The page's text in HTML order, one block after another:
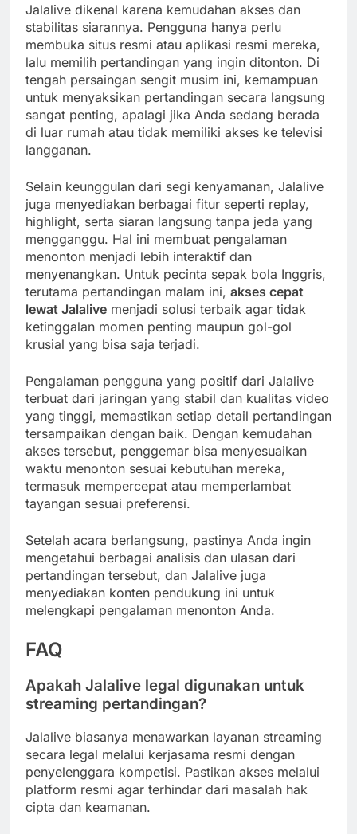
Jalalive dikenal karena kemudahan akses dan
stabilitas siarannya. Pengguna hanya perlu
membuka situs resmi atau aplikasi resmi mereka,
lalu memilih pertandingan yang ingin ditonton. Di
tengah persaingan sengit musim ini, kemampuan
untuk menyaksikan pertandingan secara langsung
sangat penting, apalagi jika Anda sedang berada
di luar rumah atau tidak memiliki akses ke televisi
langganan.
Selain keunggulan dari segi kenyamanan, Jalalive
juga menyediakan berbagai fitur seperti replay,
highlight, serta siaran langsung tanpa jeda yang
mengganggu. Hal ini membuat pengalaman
menonton menjadi lebih interaktif dan
menyenangkan. Untuk pecinta sepak bola Inggris,
terutama pertandingan malam ini, akses cepat
lewat Jalalive menjadi solusi terbaik agar tidak
ketinggalan momen penting maupun gol-gol
krusial yang bisa saja terjadi.
Pengalaman pengguna yang positif dari Jalalive
terbuat dari jaringan yang stabil dan kualitas video
yang tinggi, memastikan setiap detail pertandingan
tersampaikan dengan baik. Dengan kemudahan
akses tersebut, penggemar bisa menyesuaikan
waktu menonton sesuai kebutuhan mereka,
termasuk mempercepat atau memperlambat
tayangan sesuai preferensi.
Setelah acara berlangsung, pastinya Anda ingin
mengetahui berbagai analisis dan ulasan dari
pertandingan tersebut, dan Jalalive juga
menyediakan konten pendukung ini untuk
melengkapi pengalaman menonton Anda.
FAQ
Apakah Jalalive legal digunakan untuk
streaming pertandingan?
Jalalive biasanya menawarkan layanan streaming
secara legal melalui kerjasama resmi dengan
penyelenggara kompetisi. Pastikan akses melalui
platform resmi agar terhindar dari masalah hak
cipta dan keamanan.